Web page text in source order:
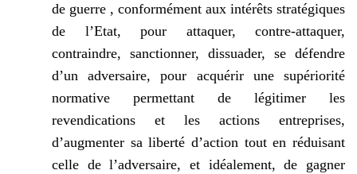
de guerre , conformément aux intérêts stratégiques
de l’Etat, pour attaquer, contre-attaquer,
contraindre, sanctionner, dissuader, se défendre
d’un adversaire, pour acquérir une supériorité
normative permettant de légitimer les
revendications et les actions entreprises,
d’augmenter sa liberté d’action tout en réduisant
celle de l’adversaire, et idéalement, de gagner